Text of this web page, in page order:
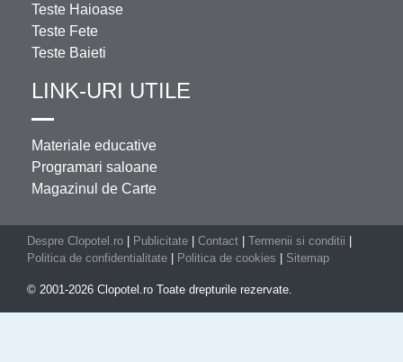
Teste Haioase
Teste Fete
Teste Baieti
LINK-URI UTILE
Materiale educative
Programari saloane
Magazinul de Carte
Despre Clopotel.ro Publicitate Contact Termenii si conditii
Politica de confidentialitate
Politica de cookies Sitemap
© 2001-2026 Clopotel.ro Toate drepturile rezervate.